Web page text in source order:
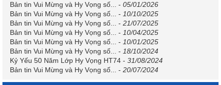
Bản tin Vui Mừng và Hy Vọng số... - 05/01/2026
Bản tin Vui Mừng và Hy Vọng số... - 10/10/2025
Bản tin Vui Mừng và Hy Vọng số... - 21/07/2025
Bản tin Vui Mừng và Hy Vọng số... - 10/04/2025
Bản tin Vui Mừng và Hy Vọng số... - 10/01/2025
Bản tin Vui Mừng và Hy Vọng số... - 18/10/2024
Kỷ Yếu 50 Năm Lớp Hy Vọng HT74 - 31/08/2024
Bản tin Vui Mừng và Hy Vọng số... - 20/07/2024